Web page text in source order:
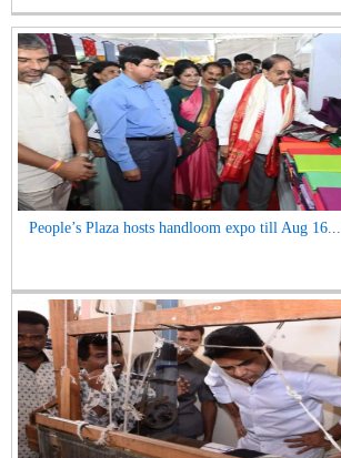
People’s Plaza hosts handloom expo till Aug 16...